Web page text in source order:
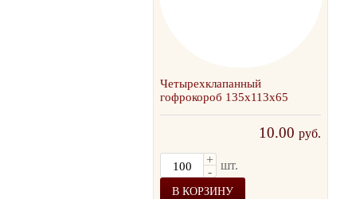
Четырехклапанный
гофрокороб 135х113х65
10.00 руб.
+
-
шт.
В КОРЗИНУ